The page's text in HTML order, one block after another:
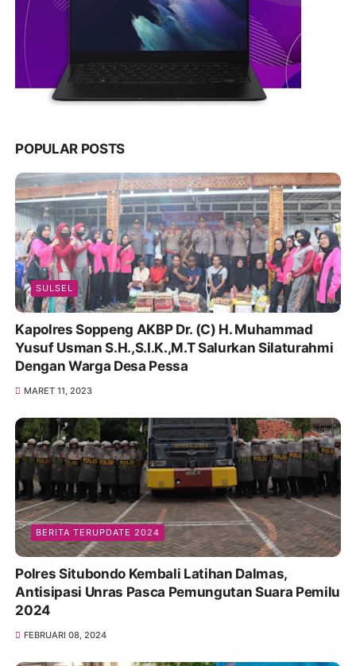
POPULAR POSTS
SULSEL
Kapolres Soppeng AKBP Dr. (C) H. Muhammad
Yusuf Usman S.H.,S.I.K.,M.T Salurkan Silaturahmi
Dengan Warga Desa Pessa
MARET 11, 2023
BERITA TERUPDATE 2024
Polres Situbondo Kembali Latihan Dalmas,
Antisipasi Unras Pasca Pemungutan Suara Pemilu
2024
FEBRUARI 08, 2024